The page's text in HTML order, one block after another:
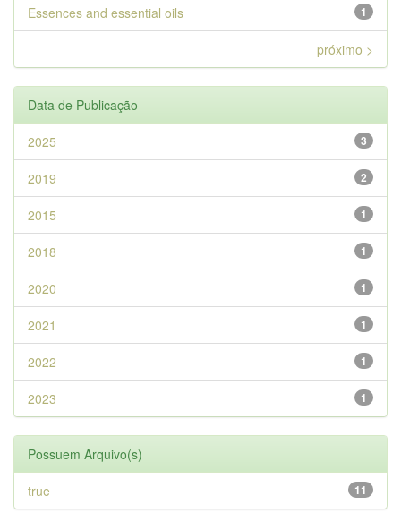
1
Essences and essential oils
próximo >
Data de Publicação
3
2025
2
2019
1
2015
1
2018
1
2020
1
2021
1
2022
1
2023
Possuem Arquivo(s)
11
true